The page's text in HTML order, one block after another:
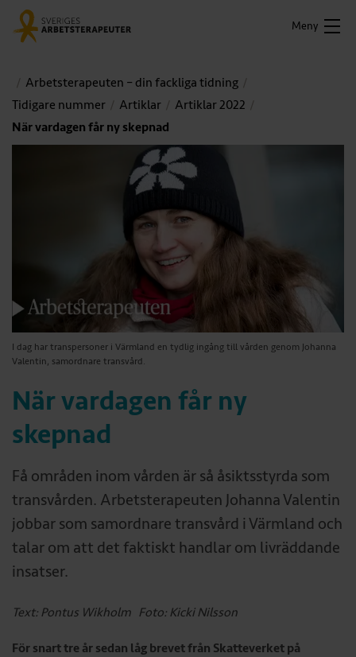
Meny
Arbetsterapeuten – din fackliga tidning
Tidigare nummer
Artiklar
Artiklar 2022
När vardagen får ny skepnad
I dag har transpersoner i Värmland en tydlig ingång till vården genom Johanna
Valentin, samordnare transvård.
När vardagen får ny
skepnad
Få områden inom vården är så åsiktsstyrda som
transvården. Arbetsterapeuten Johanna Valentin
jobbar som samordnare transvård i Värmland och
talar om att det faktiskt handlar om livräddande
insatser.
Text: Pontus Wikholm Foto: Kicki Nilsson
För snart tre år sedan låg brevet från Skatteverket på